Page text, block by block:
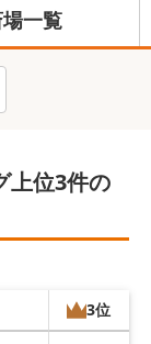
一覧
上位3件の
3位